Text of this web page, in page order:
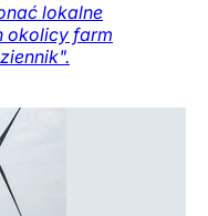
lokalne
okolicy farm